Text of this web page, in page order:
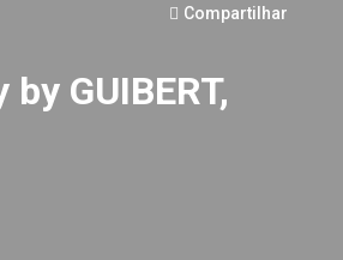
Compartilhar
GUIBERT,